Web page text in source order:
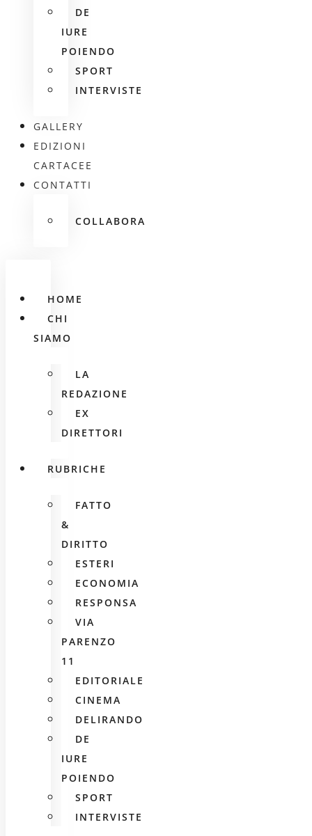
DE
IURE
POIENDO
SPORT
INTERVISTE
GALLERY
EDIZIONI
CARTACEE
CONTATTI
COLLABORA
HOME
CHI
SIAMO
LA
REDAZIONE
EX
DIRETTORI
RUBRICHE
FATTO
&
DIRITTO
ESTERI
ECONOMIA
RESPONSA
VIA
PARENZO
11
EDITORIALE
CINEMA
DELIRANDO
DE
IURE
POIENDO
SPORT
INTERVISTE